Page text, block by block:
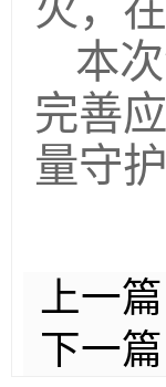
火，
本
完善
量守
上一篇
下一篇